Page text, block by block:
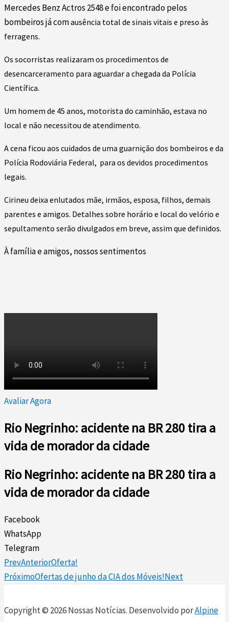
Mercedes Benz Actros 2548 e foi encontrado pelos
bombeiros já comausência total de sinais vitais e preso às
ferragens.
Os socorristas realizaram os procedimentos de
desencarceramento para aguardar a chegada da Polícia
Científica.
Um homem de 45 anos, motorista do caminhão, estava no
local e não necessitou de atendimento.
A cena ficou aos cuidados de uma guarnição dos bombeiros e da
Polícia Rodoviária Federal, para os devidos procedimentos
legais.
Cirineu deixa enlutados mãe, irmãos, esposa, filhos, demais
parentes e amigos. Detalhes sobre horário e local do velório e
sepultamento serão divulgados em breve, assim que definidos.
À família e amigos, nossos sentimentos
Avaliar Agora
Rio Negrinho: acidente na BR 280 tira a
vida de morador da cidade
Rio Negrinho: acidente na BR 280 tira a
vida de morador da cidade
Facebook
WhatsApp
Telegram
PrevAnteriorOferta!
PróximoOfertas de junho da CIA dos Móveis!Next
Copyright © 2026 Nossas Notícias. Desenvolvido porAlpine